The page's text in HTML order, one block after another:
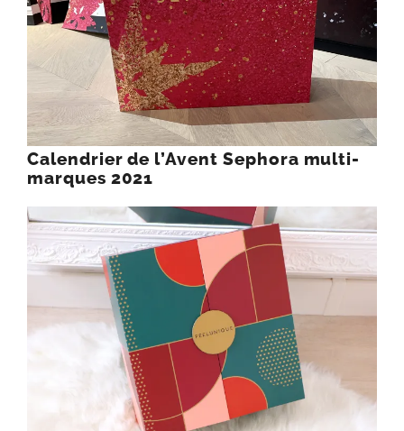
Calendrier de l’Avent Sephora multi-
marques 2021